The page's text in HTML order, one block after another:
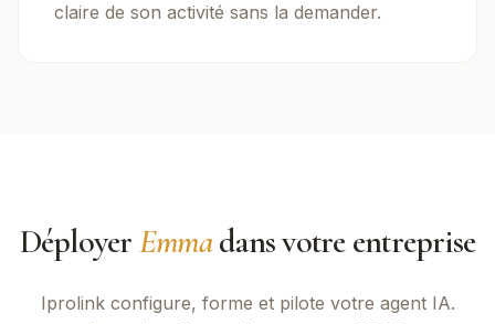
claire de son activité sans la demander.
DéployerEmmadans votre entreprise
Iprolinkconfigure, forme et pilote votre agent IA.